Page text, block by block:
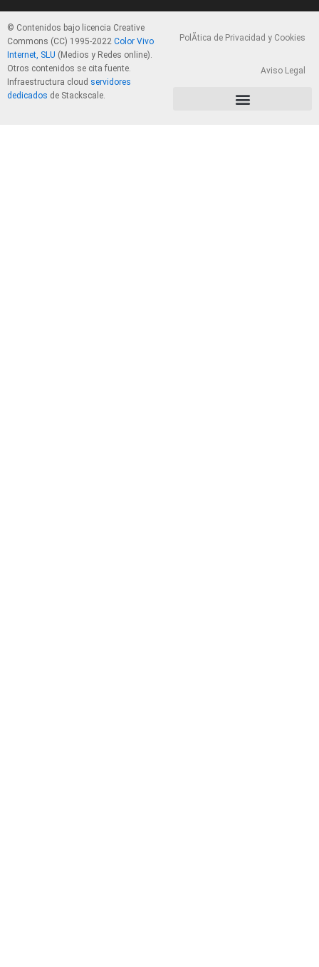
© Contenidos bajo licencia Creative
Commons (CC) 1995-2022 Color Vivo
Internet, SLU (Medios y Redes online).
Otros contenidos se cita fuente.
Infraestructura cloud servidores
dedicados de Stackscale.
PolÃ­tica de Privacidad y Cookies
Aviso Legal